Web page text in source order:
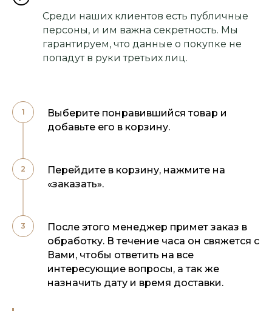
Среди наших клиентов есть публичные
персоны, и им важна секретность. Мы
гарантируем, что данные о покупке не
попадут в руки третьих лиц.
Выберите понравившийся товар и
добавьте его в корзину.
Перейдите в корзину, нажмите на
«заказать».
После этого менеджер примет заказ в
обработку. В течение часа он свяжется с
Вами, чтобы ответить на все
интересующие вопросы, а так же
назначить дату и время доставки.